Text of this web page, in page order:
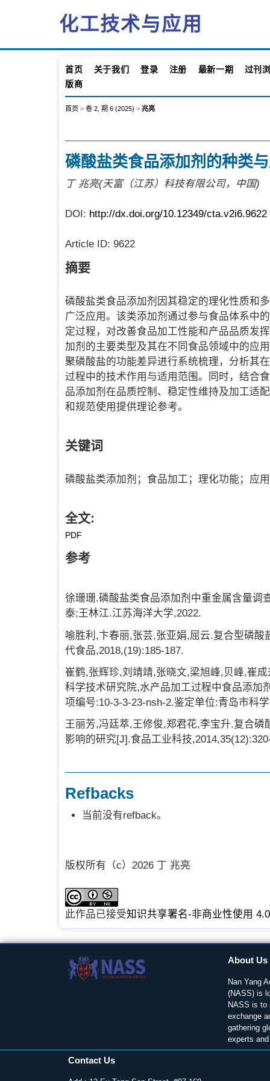
化工技术与应用
首页 关于我们 登录 注册 最新一期
过刊
版商
首页 > 卷 2, 期 6 (2025) > 兆亮
磷酸盐类食品添加剂的种类
丁 兆亮(天富（江苏）科技有限公司，中国)
DOI: http://dx.doi.org/10.12349/cta.v2i6.9622
Article ID: 9622
摘要
磷酸盐类食品添加剂因其稳定的理化性质和
广泛应用。该类添加剂通过参与食品体系中
定过程，对改善食品加工性能和产品品质发
加剂的主要类型及其在不同食品领域中的应
聚磷酸盐的功能差异进行系统梳理，分析其
过程中的技术作用与适用范围。同时，结合
品添加剂在品质控制、稳定性维持及加工适
和规范使用提供理论参考。
关键词
磷酸盐类添加剂；食品加工；理化功能；应
全文:
PDF
参考
徐珊珊.磷酸盐类食品添加剂中重金属含量调
泰;王林江.江苏海洋大学,2022.
喻胜利,卞春丽,张芸,张亚娟,屈云.复合型磷
代食品,2018,(19):185-187.
崔鹤,张辉珍,刘靖靖,张晓文,梁旭峰,贝峰,崔
科学技术研究院,水产品加工过程中食品添加
项编号:10-3-3-23-nsh-2.鉴定单位:青岛市科
王丽芳,冯廷萃,王修俊,郑君花,李宝升.复合
影响的研究[J].食品工业科技
Refbacks
当前没有refback。
版权所有（c）2026 丁 兆亮
此作品已接受知识共享署名-非商业性使用
About Us
Nan Yang
(NASS) is
NASS is to
exchange
gathering
experts
Contact Us